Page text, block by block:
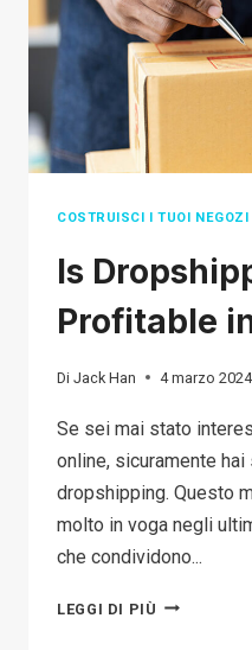
+
ERRORI
DA
COSTRUISCI I TUOI NEGOZI
Is
Profitable
Di Jack Han 4 marzo 2024
Se sei mai stato
online, sicuramente
dropshipping. Questo
molto in voga negli
che condividono...
LEGGI DI PIÙ IS